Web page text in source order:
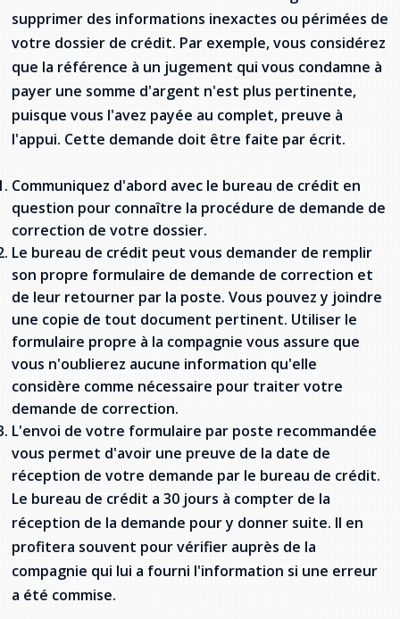
supprimer des informations inexactes ou périmées de
votre dossier de crédit. Par exemple, vous considérez
que la référence à un jugement qui vous condamne à
payer une somme d'argent n'est plus pertinente,
puisque vous l'avez payée au complet, preuve à
l'appui. Cette demande doit être faite par écrit.
Communiquez d'abord avec le bureau de crédit en
question pour connaître la procédure de demande de
correction de votre dossier.
Le bureau de crédit peut vous demander de remplir
son propre formulaire de demande de correction et
de leur retourner par la poste. Vous pouvez y joindre
une copie de tout document pertinent. Utiliser le
formulaire propre à la compagnie vous assure que
vous n'oublierez aucune information qu'elle
considère comme nécessaire pour traiter votre
demande de correction.
L'envoi de votre formulaire par poste recommandée
vous permet d'avoir une preuve de la date de
réception de votre demande par le bureau de crédit.
Le bureau de crédit a 30 jours à compter de la
réception de la demande pour y donner suite. Il en
profitera souvent pour vérifier auprès de la
compagnie qui lui a fourni l'information si une erreur
a été commise.